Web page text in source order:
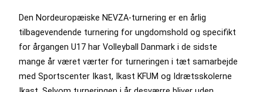
Den Nordeuropæiske NEVZA-turnering er en årlig
tilbagevendende turnering for ungdomshold og specifikt
for årgangen U17 har Volleyball Danmark i de sidste
mange år været værter for turneringen i tæt samarbejde
med Sportscenter Ikast, Ikast KFUM og Idrætsskolerne